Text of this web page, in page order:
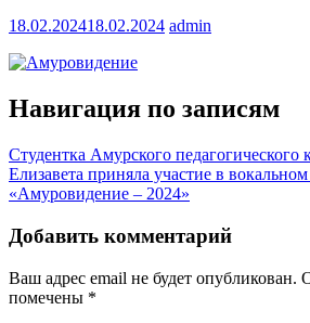
18.02.202418.02.2024 admin
Навигация по записям
Студентка Амурского
Елизавета приняла участие в
«Амуровидение – 2024»
Добавить комментарий
Ваш адрес email не будет опубликован.
помечены *